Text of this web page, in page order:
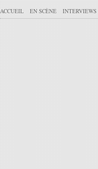
ACCUEIL EN SCÈNE INTERVIEWS